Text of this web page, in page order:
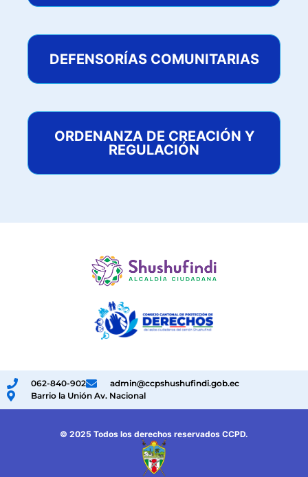
DEFENSORÍAS COMUNITARIAS
ORDENANZA DE CREACIÓN Y
REGULACIÓN
062-840-902
admin@ccpshushufindi.gob.ec
Barrio la Unión Av. Nacional
© 2025 Todos los derechos reservados CCPD.